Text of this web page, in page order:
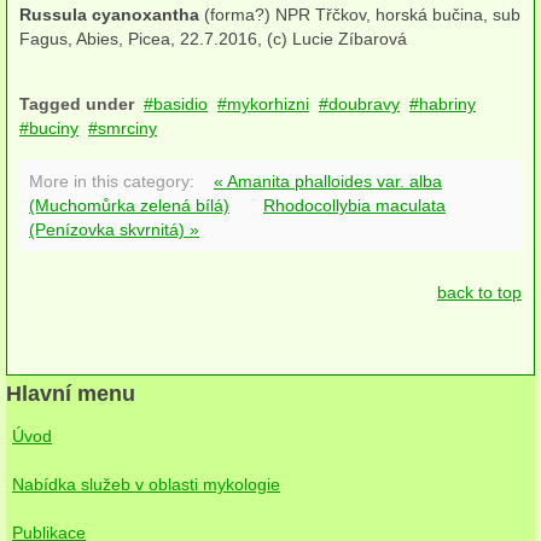
Houby smrčin
Houby olšin
Houby rašelinišť
Houby borů
Houby ve vodě
Houby synantropní
Houby narušených stanovišť
podle substrátu
Russula cyanoxantha (forma?) NPR Třčkov, horská bučina, sub
Fagus, Abies, Picea, 22.7.2016, (c) Lucie Zíbarová
Tagged under basidio mykorhizni doubravy
habriny
buciny
smrciny
More in this category:
« Amanita phalloides var. alba
(Muchomůrka zelená bílá)
Rhodocollybia maculata
(Penízovka skvrnitá) »
back to top
Hlavní menu
Úvod
Nabídka služeb v oblasti mykologie
Publikace